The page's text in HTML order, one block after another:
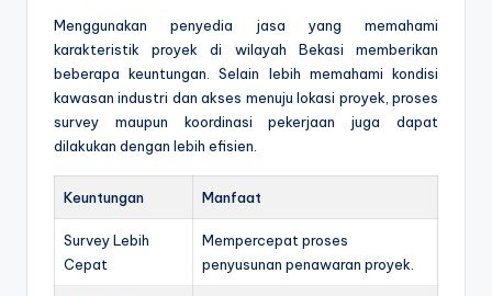
Menggunakan penyedia jasa yang memahami
karakteristik proyek di wilayah Bekasi memberikan
beberapa keuntungan. Selain lebih memahami kondisi
kawasan industri dan akses menuju lokasi proyek, proses
survey maupun koordinasi pekerjaan juga dapat
dilakukan dengan lebih efisien.
Keuntungan Manfaat
Survey Lebih
Cepat
Mempercepat proses
penyusunan penawaran proyek.